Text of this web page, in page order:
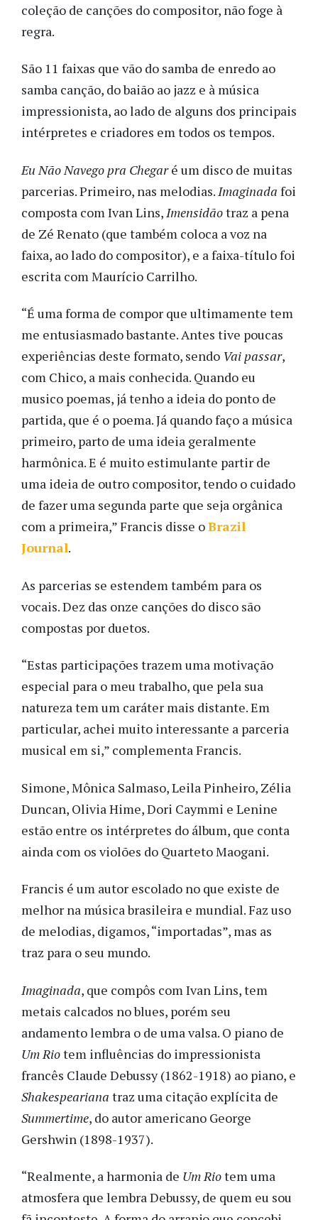
coleção de canções do compositor, não foge à
regra.
São 11 faixas que vão do samba de enredo ao
samba canção, do baião ao jazz e à música
impressionista, ao lado de alguns dos principais
intérpretes e criadores em todos os tempos.
Eu Não Navego pra Chegaré um disco de muitas
parcerias. Primeiro, nas melodias.Imaginada foi
composta com Ivan Lins,Imensidãotraz a pena
de Zé Renato (que também coloca a voz na
faixa, ao lado do compositor), e a faixa-título foi
escrita com Maurício Carrilho.
“É uma forma de compor que ultimamente tem
me entusiasmado bastante. Antes tive poucas
experiências deste formato, sendo Vai passar,
com Chico, a mais conhecida. Quando eu
musico poemas, já tenho a ideia do ponto de
partida, que é o poema. Já quando faço a música
primeiro, parto de uma ideia geralmente
harmônica. E é muito estimulante partir de
uma ideia de outro compositor, tendo o cuidado
de fazer uma segunda parte que seja orgânica
com a primeira,” Francis disse oBrazil
Journal.
As parcerias se estendem também para os
vocais. Dez das onze canções do disco são
compostas por duetos.
“Estas participações trazem uma motivação
especial para o meu trabalho, que pela sua
natureza tem um caráter mais distante. Em
particular, achei muito interessante a parceria
musical em si,” complementa Francis.
Simone, Mônica Salmaso, Leila Pinheiro, Zélia
Duncan, Olivia Hime, Dori Caymmi e Lenine
estão entre os intérpretes do álbum, que conta
ainda com os violões do Quarteto Maogani.
Francis é um autor escolado no que existe de
melhor na música brasileira e mundial. Faz uso
de melodias, digamos, “importadas”, mas as
traz para o seu mundo.
Imaginada, que compôs com Ivan Lins, tem
metais calcados no blues, porém seu
andamento lembra o de uma valsa. O piano de
Um Riotem influências do impressionista
francês Claude Debussy (1862-1918) ao piano, e
Shakespeariana traz uma citação explícita de
Summertime, do autor americano George
Gershwin (1898-1937).
“Realmente, a harmonia de Um Riotem uma
atmosfera que lembra Debussy, de quem eu sou